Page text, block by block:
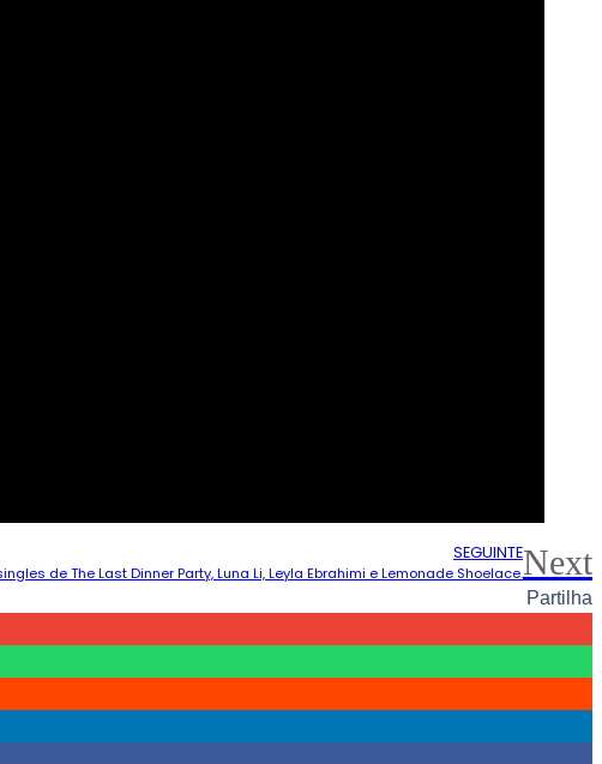
SEGUINTE
de The Last Dinner Party, Luna Li, Leyla Ebrahimi e Lemonade Shoelace.Next
Partilha